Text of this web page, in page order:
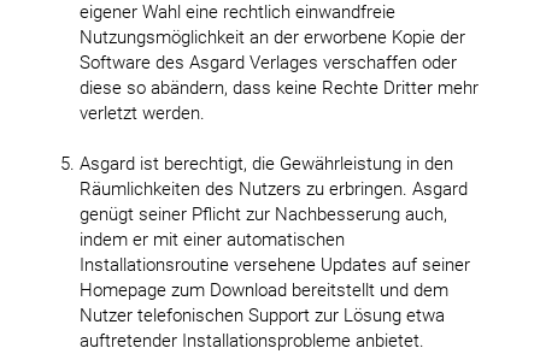
eigener Wahl eine rechtlich einwandfreie
Nutzungsmöglichkeit an der erworbene Kopie der
Software des Asgard Verlages verschaffen oder
diese so abändern, dass keine Rechte Dritter mehr
verletzt werden.
Asgard ist berechtigt, die Gewährleistung in den
Räumlichkeiten des Nutzers zu erbringen. Asgard
genügt seiner Pflicht zur Nachbesserung auch,
indem er mit einer automatischen
Installationsroutine versehene Updates auf seiner
Homepage zum Download bereitstellt und dem
Nutzer telefonischen Support zur Lösung etwa
auftretender Installationsprobleme anbietet.